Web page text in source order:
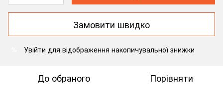
Замовити швидко
Увійти для відображення накопичувальної знижки
До обраного Порівняти